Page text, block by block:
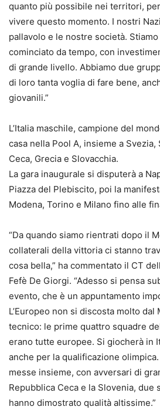
quanto più possibile nei territori,
vivere questo momento. I nostri
pallavolo e le nostre società.
cominciato da tempo, con
di grande livello. Abbiamo due
di loro tanta voglia di fare bene,
giovanili.”
L’Italia maschile, campione del
casa nella Pool A, insieme a
Ceca, Grecia e Slovacchia.
La gara inaugurale si disputerà a
Piazza del Plebiscito, poi la
Modena, Torino e Milano fino alle
“Da quando siamo rientrati dopo il
collaterali della vittoria ci stanno
cosa bella,” ha commentato il CT
Fefè De Giorgi. “Adesso si pensa
evento, che è un appuntamento
L’Europeo non si discosta molto
tecnico: le prime quattro squadre
erano tutte europee. Si giocherà in
anche per la qualificazione
messe insieme, con avversari di
Repubblica Ceca e la Slovenia, due
hanno dimostrato qualità altissime.”